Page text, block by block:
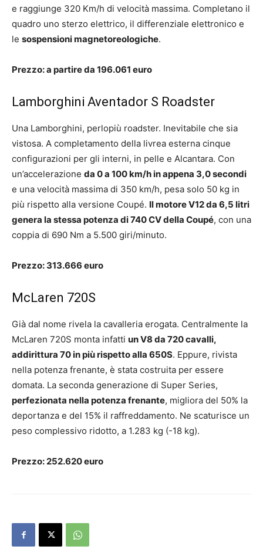
e raggiunge 320 Km/h di velocità massima. Completano il
quadro uno sterzo elettrico, il differenziale elettronico e
le sospensioni magnetoreologiche.
Prezzo: a partire da 196.061 euro
Lamborghini Aventador S Roadster
Una Lamborghini, perlopiù roadster. Inevitabile che sia
vistosa. A completamento della livrea esterna cinque
configurazioni per gli interni, in pelle e Alcantara. Con
un’accelerazione da 0 a 100 km/h in appena 3,0 secondi
e una velocità massima di 350 km/h, pesa solo 50 kg in
più rispetto alla versione Coupé. Il motore V12 da 6,5 litri
genera la stessa potenza di 740 CV della Coupé, con una
coppia di 690 Nm a 5.500 giri/minuto.
Prezzo: 313.666 euro
McLaren 720S
Già dal nome rivela la cavalleria erogata. Centralmente la
McLaren 720S monta infatti un V8 da 720 cavalli,
addirittura 70 in più rispetto alla 650S. Eppure, rivista
nella potenza frenante, è stata costruita per essere
domata. La seconda generazione di Super Series,
perfezionata nella potenza frenante, migliora del 50% la
deportanza e del 15% il raffreddamento. Ne scaturisce un
peso complessivo ridotto, a 1.283 kg (-18 kg).
Prezzo: 252.620 euro